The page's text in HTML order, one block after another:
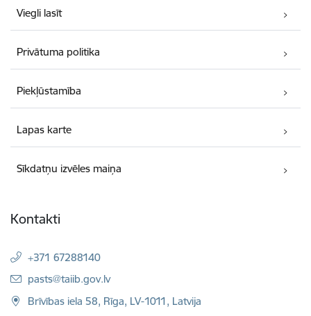
Viegli lasīt
Privātuma politika
Piekļūstamība
Lapas karte
Sīkdatņu izvēles maiņa
Kontakti
+371 67288140
E-pasts:
pasts@taiib.gov.lv
Brīvības iela 58, Rīga, LV-1011, Latvija